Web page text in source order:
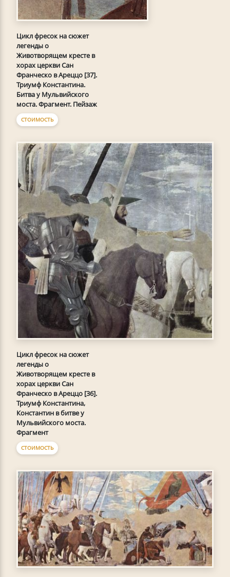
Цикл фресок на сюжет
легенды о
Животворящем кресте в
хорах церкви Сан
Франческо в Ареццо [37].
Триумф Константина.
Битва у Мульвийского
моста. Фрагмент. Пейзаж
СТОИМОСТЬ
Цикл фресок на сюжет
легенды о
Животворящем кресте в
хорах церкви Сан
Франческо в Ареццо [36].
Триумф Константина,
Константин в битве у
Мульвийского моста.
Фрагмент
СТОИМОСТЬ